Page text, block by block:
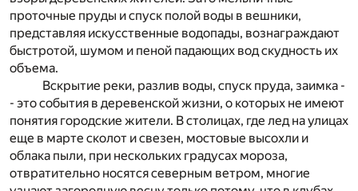
проточные пруды и спуск полой воды в вешники,
представляя искусственные водопады, вознаграждают
быстротой, шумом и пеной падающих вод скудность их
объема.
Вскрытие реки, разлив воды, спуск пруда, заимка -
- это события в деревенской жизни, о которых не имеют
понятия городские жители. В столицах, где лед на улицах
еще в марте сколот и свезен, мостовые высохли и
облака пыли, при нескольких градусах мороза,
отвратительно носятся северным ветром, многие